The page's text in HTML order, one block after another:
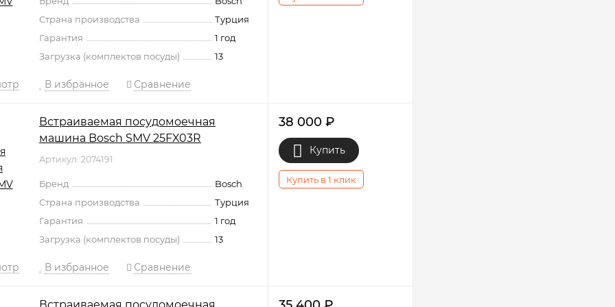
Страна производства
Турция
Гарантия
1 год
Загрузка (комплектов посуды)
13
В избранное Сравнение
Встраиваемая посудомоечная
машина Bosch SMV 25FX03R
Артикул: 2074191
Бренд
Bosch
Страна производства
Турция
Гарантия
1 год
Загрузка (комплектов посуды)
13
38 000 ₽
Купить
Купить в 1 клик
В избранное Сравнение